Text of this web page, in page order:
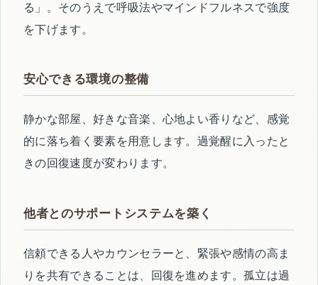
る」。そのうえで呼吸法やマインドフルネスで強度
を下げます。
安心できる環境の整備
静かな部屋、好きな音楽、心地よい香りなど、感覚
的に落ち着く要素を用意します。過覚醒に入ったと
きの回復速度が変わります。
他者とのサポートシステムを築く
信頼できる人やカウンセラーと、緊張や感情の高ま
りを共有できることは、回復を進めます。孤立は過